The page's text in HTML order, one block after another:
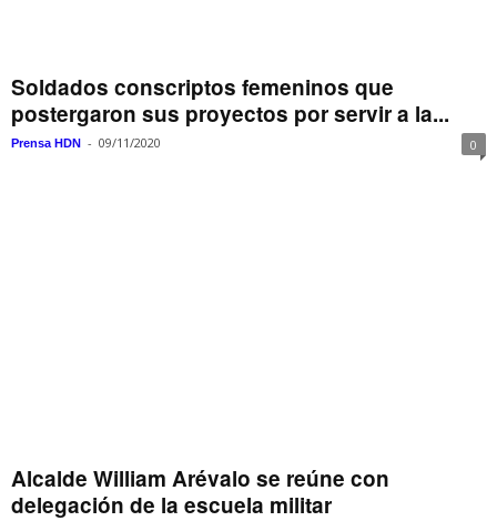
Soldados conscriptos femeninos que
postergaron sus proyectos por servir a la...
Prensa HDN - 09/11/2020 0
Alcalde William Arévalo se reúne con
delegación de la escuela militar